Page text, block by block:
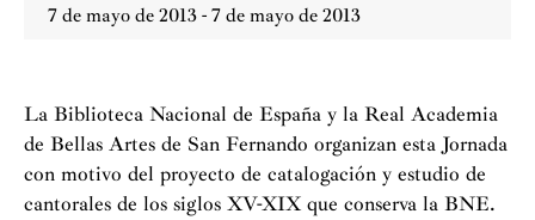
7 de mayo de 2013 - 7 de mayo de 2013
La Biblioteca Nacional de España y la Real Academia
de Bellas Artes de San Fernando organizan esta Jornada
con motivo del proyecto de catalogación y estudio de
cantorales de los siglos XV-XIX que conserva la BNE.